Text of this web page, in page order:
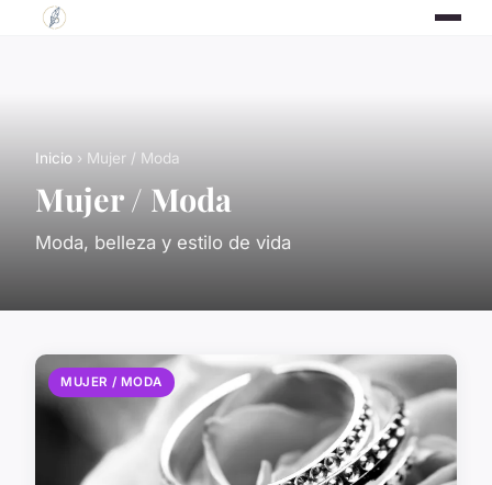
Inicio › Mujer / Moda
Mujer / Moda
Moda, belleza y estilo de vida
MUJER / MODA